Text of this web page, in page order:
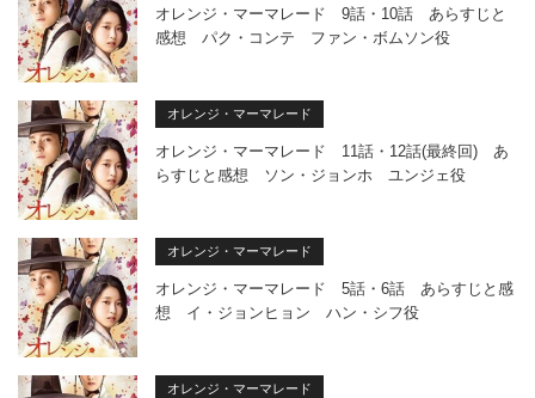
オレンジ・マーマレード 9話・10話 あらすじと
感想 パク・コンテ ファン・ボムソン役
オレンジ・マーマレード
オレンジ・マーマレード 11話・12話(最終回) あ
らすじと感想 ソン・ジョンホ ユンジェ役
オレンジ・マーマレード
オレンジ・マーマレード 5話・6話 あらすじと感
想 イ・ジョンヒョン ハン・シフ役
オレンジ・マーマレード